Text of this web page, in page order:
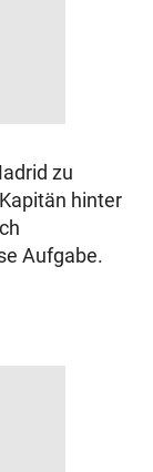
zu
hinter
Aufgabe.